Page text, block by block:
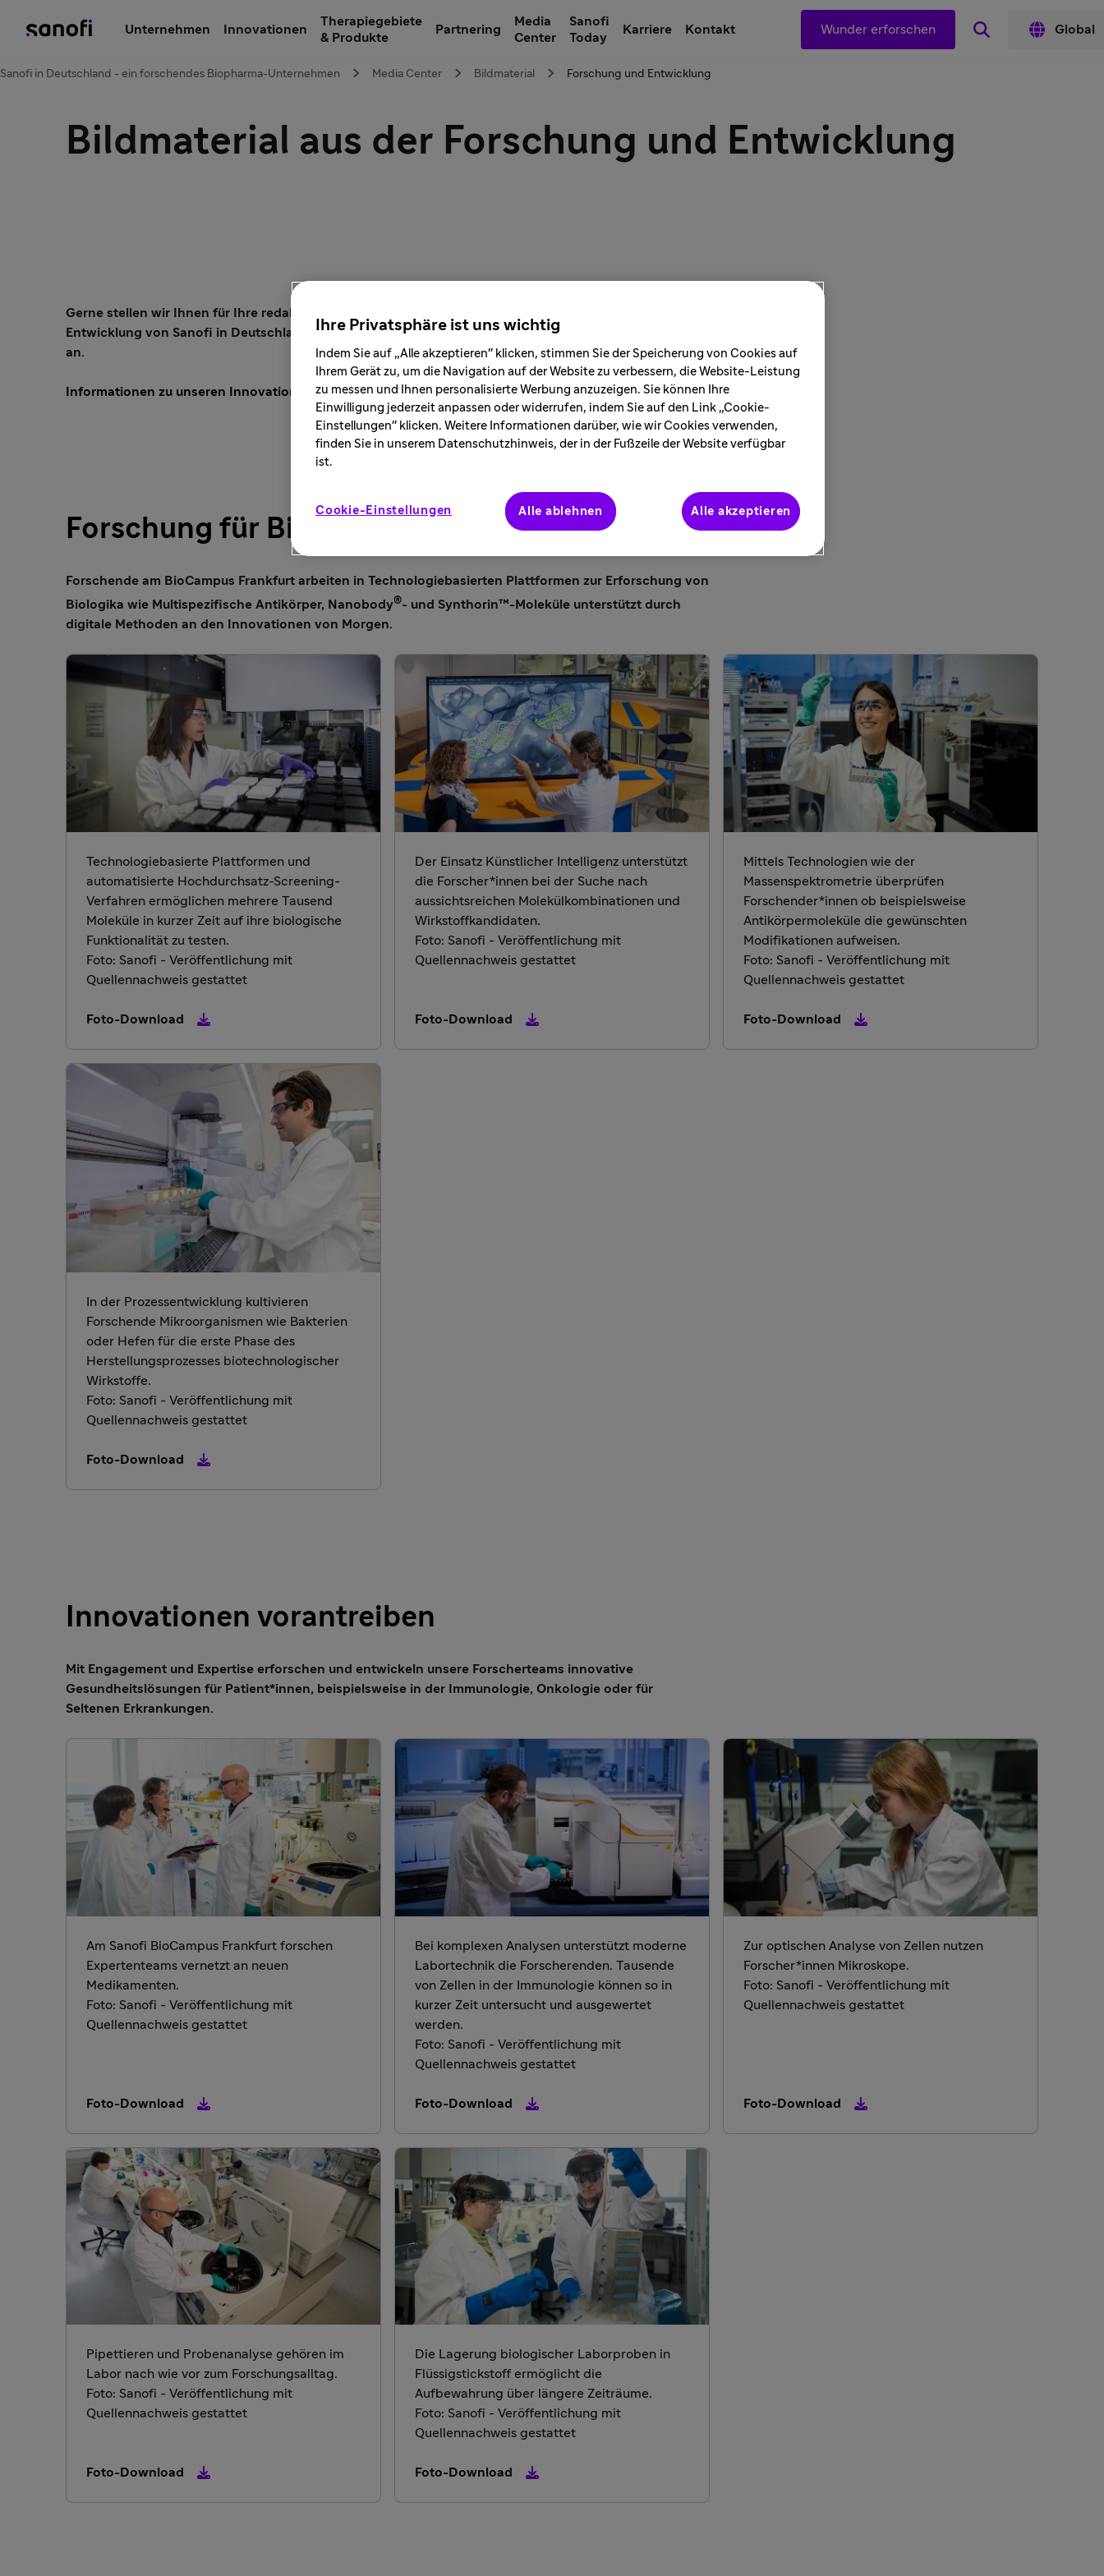
Unternehmen Innovationen
Therapiegebiete
& Produkte
Partnering
Media
Center
Sanofi
Today
Karriere Kontakt Wunder erforschen Global
Sanofi in Deutschland - ein forschendes Biopharma-Unternehmen Media Center Bildmaterial Forschung und Entwicklung
Bildmaterial aus der Forschung und Entwicklung
Gerne stellen wir Ihnen für Ihre redaktionelle Berichterstattung Fotos aus dem Bereich Forschung und
Entwicklung von Sanofi in Deutschland zur Verfügung. Bitte geben Sie jeweils „Sanofi“ als Bildnachweis
an.
Informationen zu unseren Innovationen
Forschung für Biologika
Forschende am BioCampus Frankfurt arbeiten in Technologiebasierten Plattformen zur Erforschung von
Biologika wie Multispezifische Antikörper, Nanobody®- und Synthorin™-Moleküle unterstützt durch
digitale Methoden an den Innovationen von Morgen.
Technologiebasierte Plattformen und
automatisierte Hochdurchsatz-Screening-
Verfahren ermöglichen mehrere Tausend
Moleküle in kurzer Zeit auf ihre biologische
Funktionalität zu testen.
Foto: Sanofi - Veröffentlichung mit
Quellennachweis gestattet
Foto-Download
Der Einsatz Künstlicher Intelligenz unterstützt
die Forscher*innen bei der Suche nach
aussichtsreichen Molekülkombinationen und
Wirkstoffkandidaten.
Foto: Sanofi - Veröffentlichung mit
Quellennachweis gestattet
Foto-Download
Mittels Technologien wie der
Massenspektrometrie überprüfen
Forschender*innen ob beispielsweise
Antikörpermoleküle die gewünschten
Modifikationen aufweisen.
Foto: Sanofi - Veröffentlichung mit
Quellennachweis gestattet
Foto-Download
In der Prozessentwicklung kultivieren
Forschende Mikroorganismen wie Bakterien
oder Hefen für die erste Phase des
Herstellungsprozesses biotechnologischer
Wirkstoffe.
Foto: Sanofi - Veröffentlichung mit
Quellennachweis gestattet
Foto-Download
Innovationen vorantreiben
Mit Engagement und Expertise erforschen und entwickeln unsere Forscherteams innovative
Gesundheitslösungen für Patient*innen, beispielsweise in der Immunologie, Onkologie oder für
Seltenen Erkrankungen.
Am Sanofi BioCampus Frankfurt forschen
Expertenteams vernetzt an neuen
Medikamenten.
Foto: Sanofi - Veröffentlichung mit
Quellennachweis gestattet
Foto-Download
Bei komplexen Analysen unterstützt moderne
Labortechnik die Forscherenden. Tausende
von Zellen in der Immunologie können so in
kurzer Zeit untersucht und ausgewertet
werden.
Foto: Sanofi - Veröffentlichung mit
Quellennachweis gestattet
Foto-Download
Zur optischen Analyse von Zellen nutzen
Forscher*innen Mikroskope.
Foto: Sanofi - Veröffentlichung mit
Quellennachweis gestattet
Foto-Download
Pipettieren und Probenanalyse gehören im
Labor nach wie vor zum Forschungsalltag.
Foto: Sanofi - Veröffentlichung mit
Quellennachweis gestattet
Foto-Download
Die Lagerung biologischer Laborproben in
Flüssigstickstoff ermöglicht die
Aufbewahrung über längere Zeiträume.
Foto: Sanofi - Veröffentlichung mit
Quellennachweis gestattet
Foto-Download
Ihre Privatsphäre ist uns wichtig
Indem Sie auf „Alle akzeptieren" klicken, stimmen Sie der Speicherung von Cookies auf
Ihrem Gerät zu, um die Navigation auf der Website zu verbessern, die Website-Leistung
zu messen und Ihnen personalisierte Werbung anzuzeigen. Sie können Ihre
Einwilligung jederzeit anpassen oder widerrufen, indem Sie auf den Link „Cookie-
Einstellungen" klicken. Weitere Informationen darüber, wie wir Cookies verwenden,
finden Sie in unserem Datenschutzhinweis, der in der Fußzeile der Website verfügbar
ist.
Cookie-Einstellungen Alle akzeptieren
Alle ablehnen